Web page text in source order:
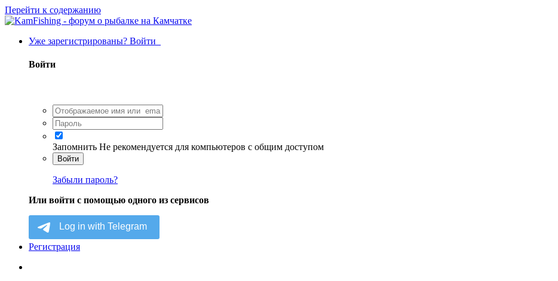
Перейти к содержанию
Уже зарегистрированы? Войти
Войти
Запомнить Не рекомендуется для компьютеров с общим доступом
Войти
Забыли пароль?
Или войти с помощью одного из сервисов
Регистрация